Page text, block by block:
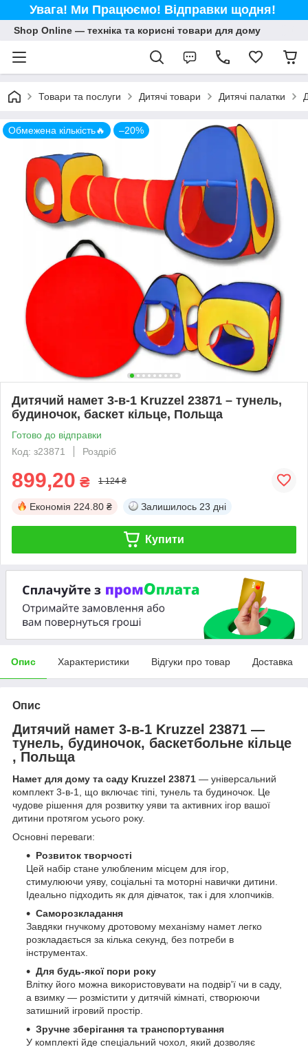
Увага! Ми Працюємо! Відправки щодня!
Shop Online — техніка та корисні товари для дому
Товари та послуги Дитячі товари Дитячі палатки
Обмежена кількість🔥 –20%
Дитячий намет 3-в-1 Kruzzel 23871 – тунель,
будиночок, баскет кільце, Польща
Готово до відправки
Код: з23871
Роздріб
899,20 ₴ 1 124 ₴
Економія 224.80 ₴ Залишилось 23 дні
Купити
Опис Характеристики Відгуки про товар Доставка
Опис
Дитячий намет 3-в-1 Kruzzel 23871 —
тунель, будиночок, баскетбольне кільце
, Польща
Намет для дому та саду Kruzzel 23871 — універсальний
комплект 3-в-1, що включає тіпі, тунель та будиночок. Це
чудове рішення для розвитку уяви та активних ігор вашої
дитини протягом усього року.
Основні переваги:
Розвиток творчості
Цей набір стане улюбленим місцем для ігор,
стимулюючи уяву, соціальні та моторні навички дитини.
Ідеально підходить як для дівчаток, так і для хлопчиків.
Саморозкладання
Завдяки гнучкому дротовому механізму намет легко
розкладається за кілька секунд, без потреби в
інструментах.
Для будь-якої пори року
Влітку його можна використовувати на подвір'ї чи в саду,
а взимку — розмістити у дитячій кімнаті, створюючи
затишний ігровий простір.
Зручне зберігання та транспортування
У комплекті йде спеціальний чохол, який дозволяє